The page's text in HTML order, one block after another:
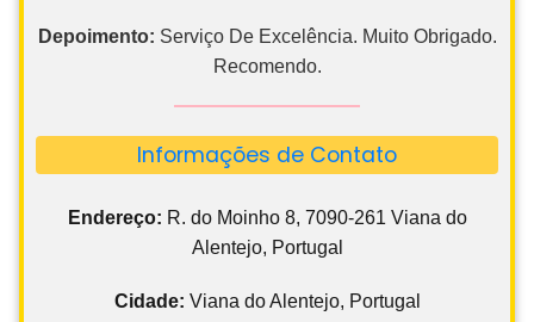
Depoimento: Serviço De Excelência. Muito Obrigado.
Recomendo.
Informações de Contato
Endereço: R. do Moinho 8, 7090-261 Viana do
Alentejo, Portugal
Cidade: Viana do Alentejo, Portugal